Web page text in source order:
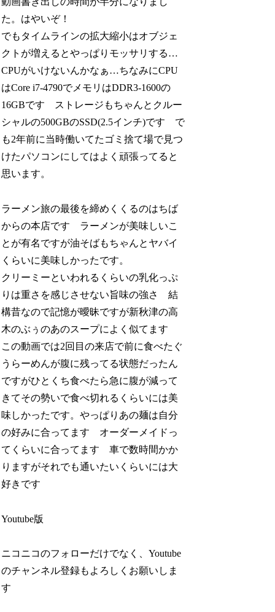
た。はやいぞ！
でもタイムラインの拡大縮小はオブジェ
クトが増えるとやっぱりモッサリする…
CPUがいけないんかなぁ…ちなみにCPU
はCore i7-4790でメモリはDDR3-1600の
16GBです ストレージもちゃんとクルー
シャルの500GBのSSD(2.5インチ)です で
も2年前に当時働いてたゴミ捨て場で見つ
けたパソコンにしてはよく頑張ってると
思います。
ラーメン旅の最後を締めくくるのはちば
からの本店です ラーメンが美味しいこ
とが有名ですが油そばもちゃんとヤバイ
くらいに美味しかったです。
クリーミーといわれるくらいの乳化っぷ
りは重さを感じさせない旨味の強さ 結
構昔なので記憶が曖昧ですが新秋津の高
木のぶぅのあのスープによく似てます
この動画では2回目の来店で前に食べたぐ
うらーめんが腹に残ってる状態だったん
ですがひとくち食べたら急に腹が減って
きてその勢いで食べ切れるくらいには美
味しかったです。やっぱりあの麺は自分
の好みに合ってます オーダーメイドっ
てくらいに合ってます 車で数時間かか
りますがそれでも通いたいくらいには大
好きです
Youtube版
ニコニコのフォローだけでなく、Youtube
のチャンネル登録もよろしくお願いしま
す